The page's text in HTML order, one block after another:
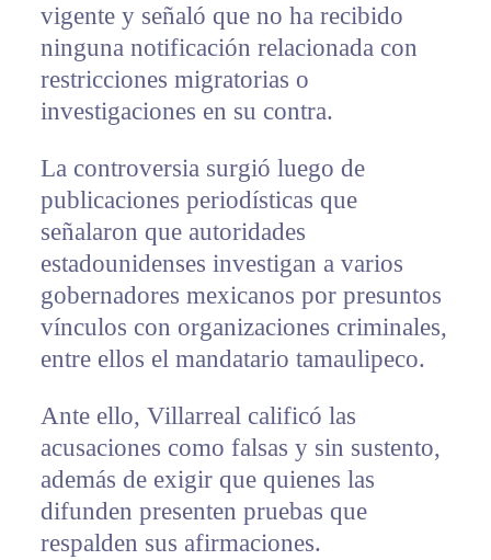
vigente y señaló que no ha recibido
ninguna notificación relacionada con
restricciones migratorias o
investigaciones en su contra.
La controversia surgió luego de
publicaciones periodísticas que
señalaron que autoridades
estadounidenses investigan a varios
gobernadores mexicanos por presuntos
vínculos con organizaciones criminales,
entre ellos el mandatario tamaulipeco.
Ante ello, Villarreal calificó las
acusaciones como falsas y sin sustento,
además de exigir que quienes las
difunden presenten pruebas que
respalden sus afirmaciones.